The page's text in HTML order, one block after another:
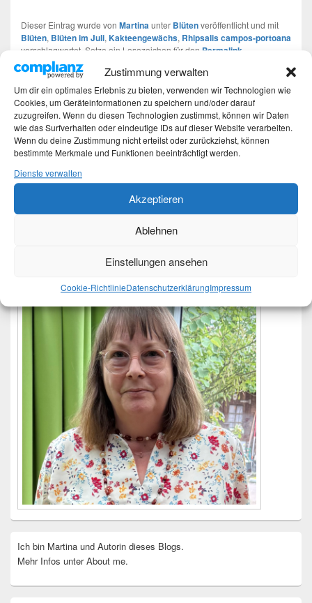
Zustimmung verwalten
Um dir ein optimales Erlebnis zu bieten, verwenden wir Technologien wie
Cookies, um Geräteinformationen zu speichern und/oder darauf
zuzugreifen. Wenn du diesen Technologien zustimmst, können wir Daten
wie das Surfverhalten oder eindeutige IDs auf dieser Website verarbeiten.
Wenn du deine Zustimmung nicht erteilst oder zurückziehst, können
bestimmte Merkmale und Funktionen beeinträchtigt werden.
Dienste verwalten
Akzeptieren
Ablehnen
Einstellungen ansehen
Cookie-RichtlinieDatenschutzerklärungImpressum
Dieser Eintrag wurde von Martinaunter Blütenveröffentlicht und mit
Blüten, Blüten im Juli, Kakteengewächs, Rhipsalis campos-portoana
verschlagwortet. Setze ein Lesezeichen für den Permalink
Beitragsnavigation
←VorherigeVorheriger
Beitrag:
Schnippelbohnen eingekocht
Weiter→Nächster
Beitrag:
DIY – Nesteldecke
Ich bin Martina und Autorin dieses Blogs.
Mehr Infos unter About me.